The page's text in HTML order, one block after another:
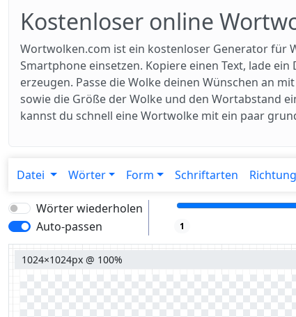
Kostenloser online
Wortwolken.com ist ein kostenloser Generator für
Smartphone einsetzen. Kopiere einen Text, lade
erzeugen. Passe die Wolke deinen Wünschen an
sowie die Größe der Wolke und den Wortabstand
kannst du schnell eine Wortwolke mit ein paar
Datei Wörter Form Schriftarten Richtung
Wörter wiederholen
Auto-passen
1
1024×1024px @ 100%